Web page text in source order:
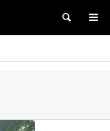
検索